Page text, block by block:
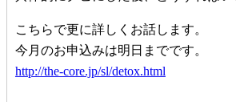
こちらで更に詳しくお話します。
今月のお申込みは明日までです。
http://the-core.jp/sl/detox.html